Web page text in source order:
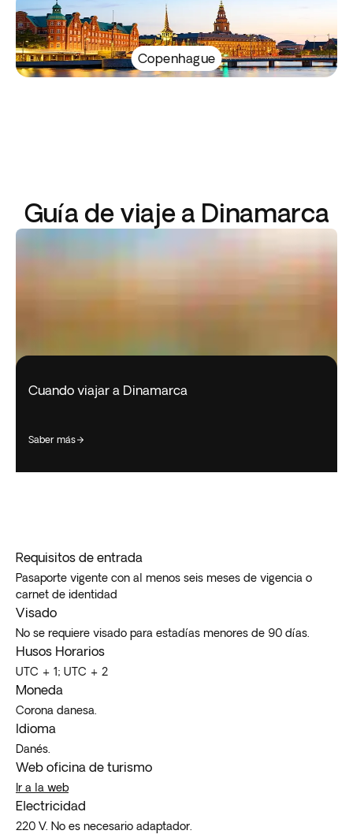
Copenhague
Guía de viaje a Dinamarca
Cuando viajar a Dinamarca
saber más
Requisitos de entrada
Pasaporte vigente con al menos seis meses de vigencia o
carnet de identidad
Visado
No se requiere visado para estadías menores de 90 días.
Husos Horarios
UTC + 1; UTC + 2
Moneda
Corona danesa.
Idioma
Danés.
Web oficina de turismo
Ir a la web
Electricidad
220 V. No es necesario adaptador.